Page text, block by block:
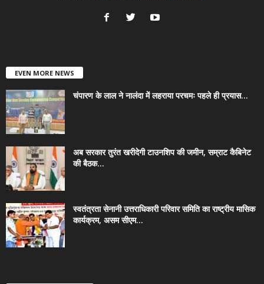
EVEN MORE NEWS
चंपारण के लाल ने नालंदा में लहराया परचमः पहले ही प्रयास...
अब सरकार तुरंत खरीदेगी टाउनशिप की जमीन, सम्राट कैबिनेट
की बैठक...
स्वतंत्रता सेनानी उत्तराधिकारी परिवार समिति का राष्ट्रीय मासिक
कार्यक्रम, असम सीएम...